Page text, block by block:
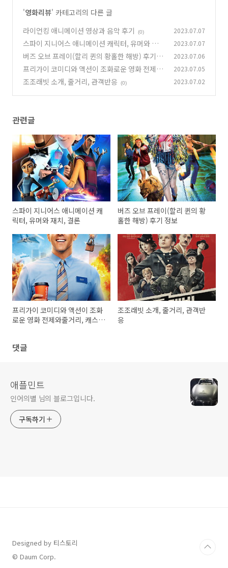
'영화리뷰' 카테고리의 다른 글
라이언킹 애니메이션 영상과 음악 후기
(0) 2023.07.07
스파이 지니어스 애니메이션 캐릭터, 유머와 재
치, 결론 (0)
2023.07.07
버즈 오브 프레이(할리 퀸의 황홀한 해방) 후기 정
보
(0)
2023.07.06
프리가이 코미디와 액션이 조화로운 영화 전제와
줄거리, 캐스팅, 흥행 (0)
2023.07.05
조조래빗 소개, 줄거리, 관객반응 (0) 2023.07.02
관련글
스파이 지니어스 애니메이션 캐
릭터, 유머와 재치, 결론
버즈 오브 프레이(할리 퀸의 황
홀한 해방) 후기 정보
프리가이 코미디와 액션이 조화
로운 영화 전제와줄거리, 캐스
조조래빗 소개, 줄거리, 관객반
응
댓글
애플민트
인어의별 님의 블로그입니다.
구독하기
Designed by 티스토리
© Daum Corp.